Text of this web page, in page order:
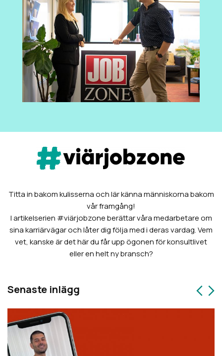
Titta in bakom kulisserna och lär känna människorna bakom
vår framgång!
I artikelserien #viärjobzone berättar våra medarbetare om
sina karriärvägar och låter dig följa med i deras vardag. Vem
vet, kanske är det här du får upp ögonen för konsultlivet
eller en helt ny bransch?
Senaste inlägg